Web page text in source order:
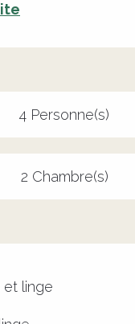
4 Personne(s)
2 Chambre(s)
et linge